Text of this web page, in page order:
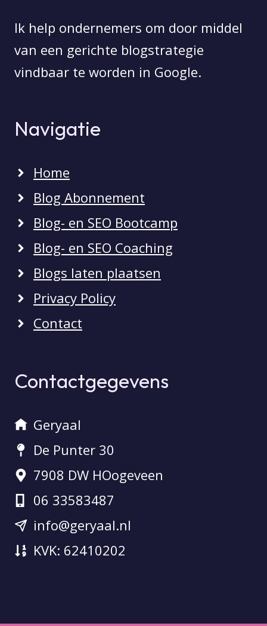
Ik help ondernemers om door middel
van een gerichte blogstrategie
vindbaar te worden in Google.
Navigatie
Home
Blog Abonnement
Blog- en SEO Bootcamp
Blog- en SEO Coaching
Blogs laten plaatsen
Privacy Policy
Contact
Contactgegevens
Geryaal
De Punter 30
7908 DW HOogeveen
06 33583487
info@geryaal.nl
KVK: 62410202